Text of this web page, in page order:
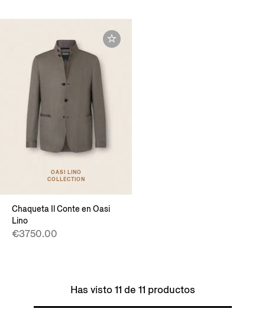
OASI LINO
COLLECTION
Chaqueta Il Conte en Oasi
Lino
€3750.00
Has visto 11 de 11 productos